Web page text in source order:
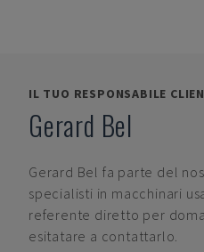
IL TUO RESPONSABILE
Gerard Bel
Gerard Bel fa parte del
specialisti in macchinari
referente diretto per
esitatare a contattarlo.